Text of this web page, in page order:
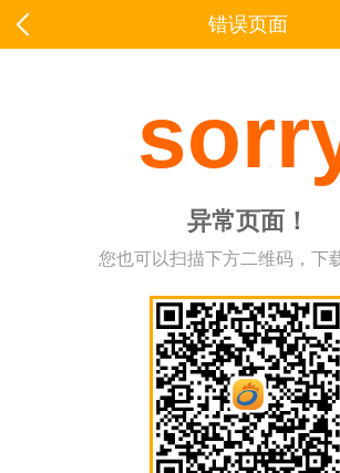
错误页面
异常页面！
您也可以扫描下方二维码，下